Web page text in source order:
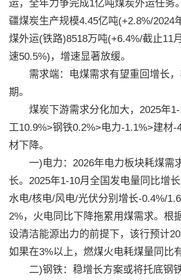
运，全年力争完成1亿吨煤炭外运任务
疆煤炭生产规模4.45亿吨(+2.8%/2024
煤外运(铁路)8518万吨(+6.4%/截止11
速50.5%)，增速显著放缓。
需求端：电煤需求有望重回增长，
期。
煤炭下游需求分化加大，2025年1-
工10.9%>钢铁0.2%>电力-1.1%>建材-
材下降。
一)电力：2026年电力板块耗煤需
长。2025年1-10月全国发电量同比增
水电/核电/风电/光伏分别增长-0.4%/
2%，火电同比下降拖累用煤需求。根
设清洁能源出力的前提下，该行预计
如果在3%以上，燃煤火电耗煤量同比
二)钢铁：稳增长方案或将托底钢